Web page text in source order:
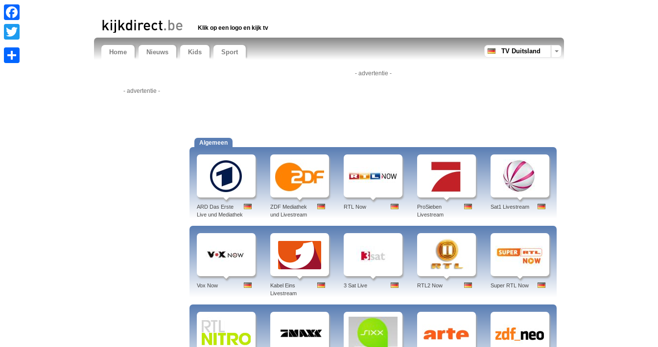
Facebook
Twitter
Klik op een logo en kijk tv
Home Nieuws Kids Sport TV Duitsland
- advertentie -
- advertentie -
Algemeen
ARD Das Erste
Live und Mediathek
ZDF Mediathek
und Livestream
RTL Now
ProSieben
Livestream
Sat1 Livestream
Vox Now
Kabel Eins
Livestream
3 Sat Live RTL2 Now Super RTL Now